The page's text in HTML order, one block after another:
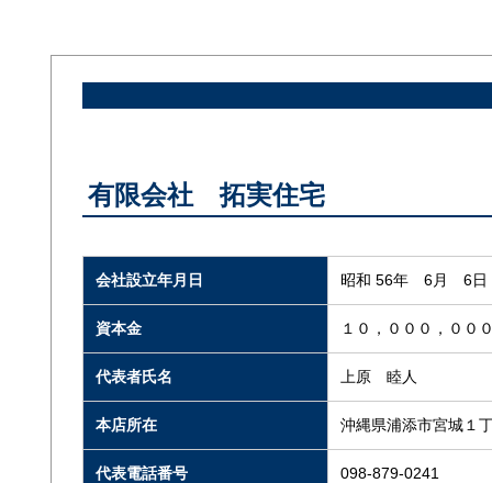
有限会社 拓実住宅
会社設立年月日 昭和 56年 6月 6日
資本金 １０，０００，００
代表者氏名 上原 睦人
本店所在 沖縄県浦添市宮城１
代表電話番号 098-879-0241